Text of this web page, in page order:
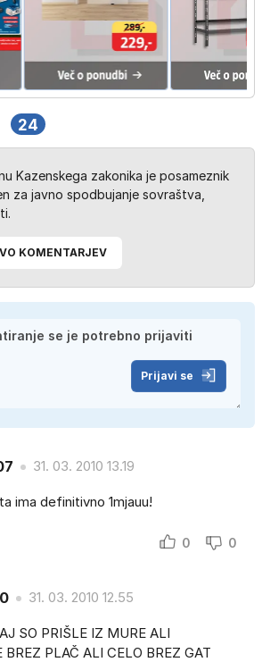
24
Kazenskega zakonika je posameznik
za javno spodbujanje sovraštva,
KOMENTARJEV
Prijavi se
31. 03. 2010 13.19
ima definitivno 1mjauu!
0 0
31. 03. 2010 12.55
SO PRIŠLE IZ MURE ALI
BREZ PLAČ ALI CELO BREZ GAT